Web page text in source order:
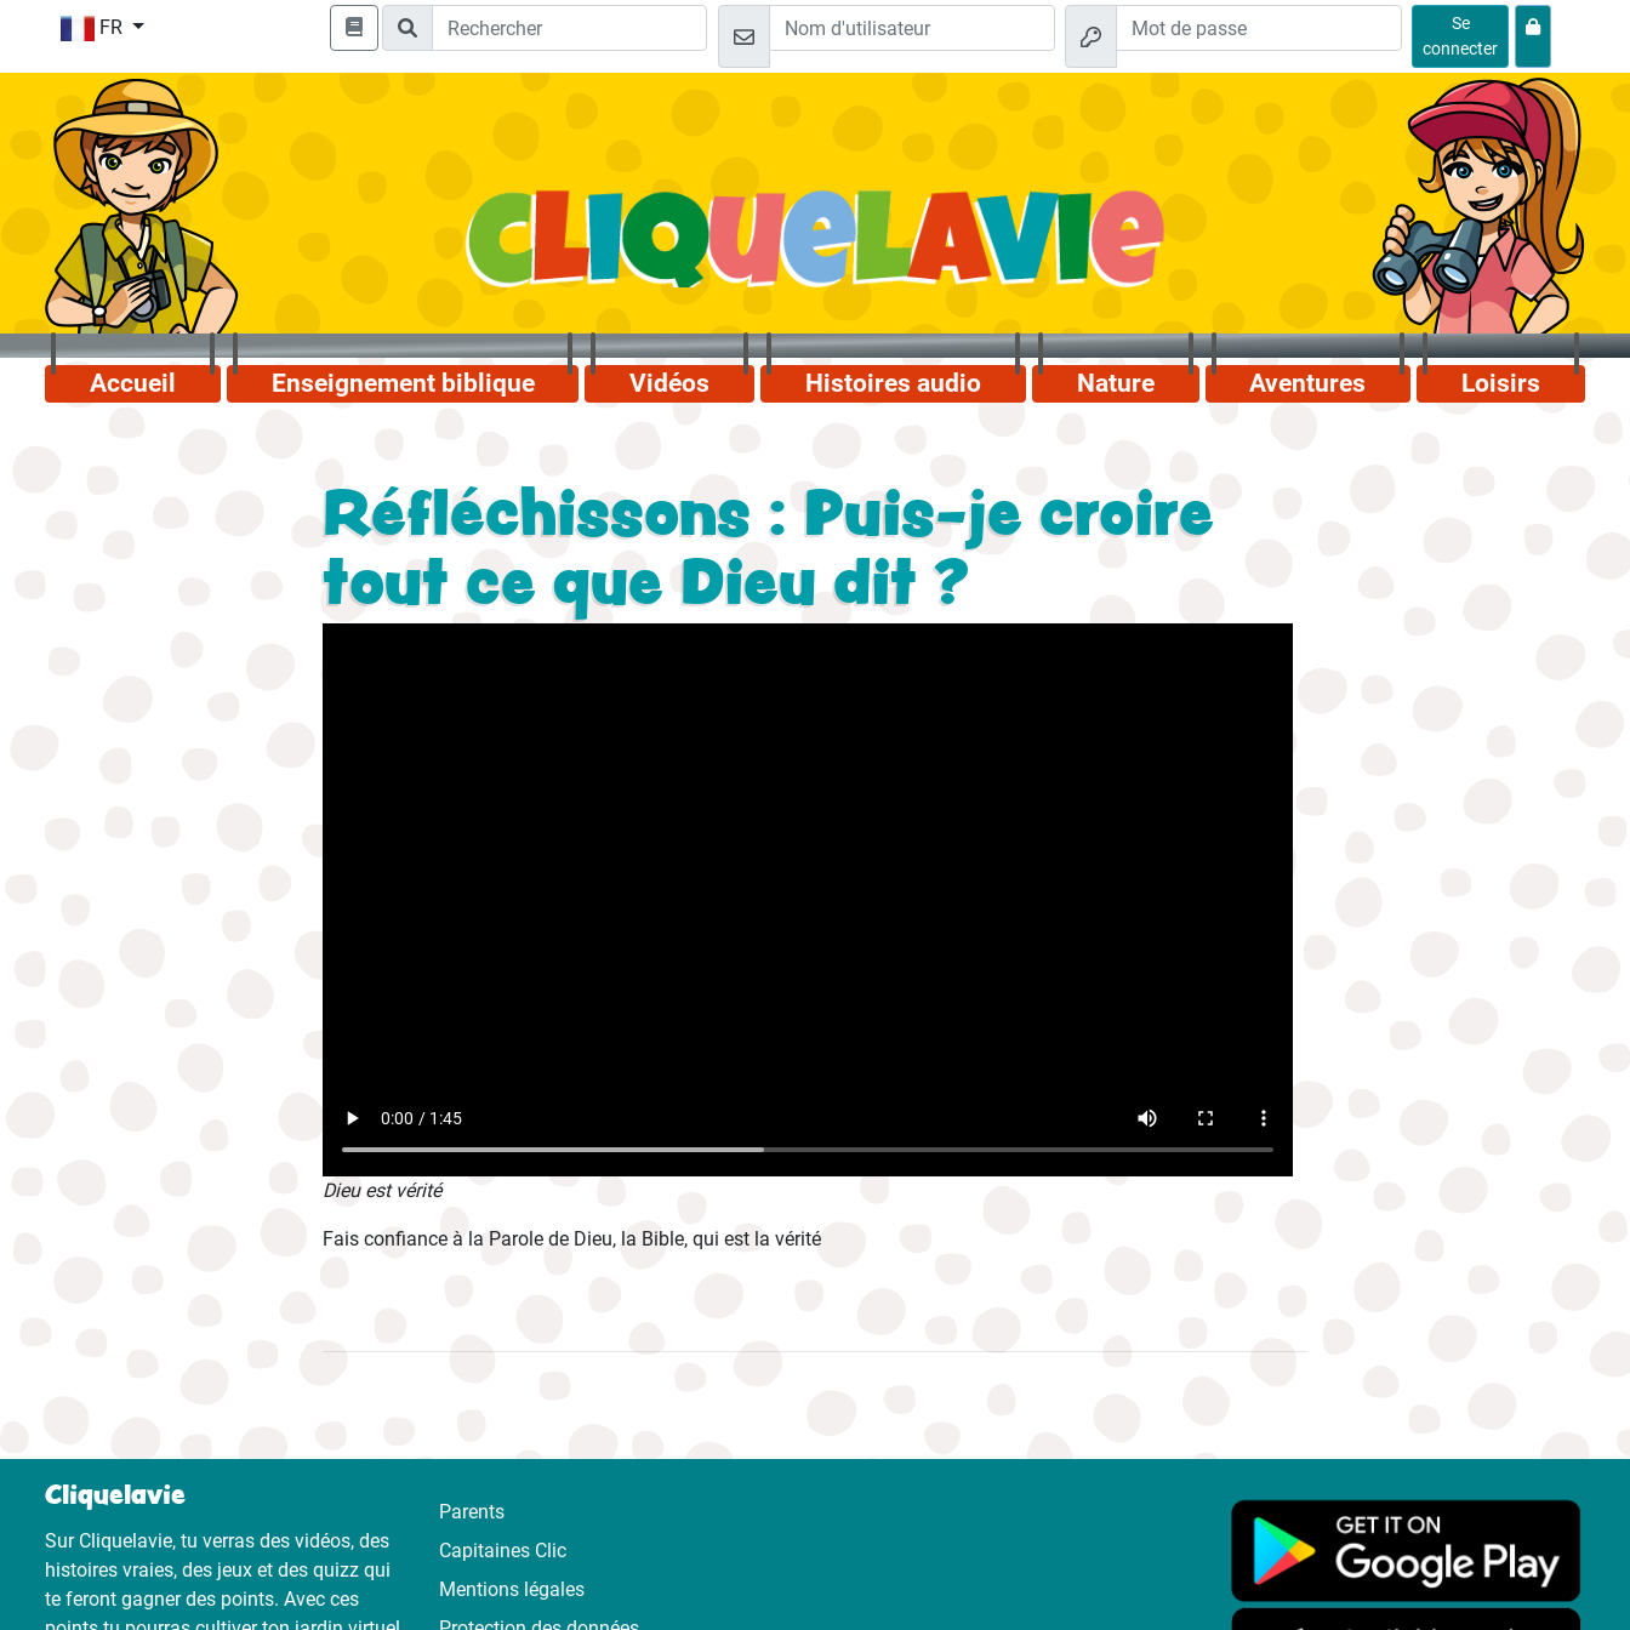
FR
Se
connecter
Accueil Enseignement biblique Vidéos Histoires audio Nature Aventures Loisirs
Réfléchissons : Puis-je croire
tout ce que Dieu dit ?
Dieu est vérité
Fais confiance à la Parole de Dieu, la Bible, qui est la vérité
Cliquelavie
Sur Cliquelavie, tu verras des vidéos, des
histoires vraies, des jeux et des quizz qui
te feront gagner des points. Avec ces
Parents
Capitaines Clic
Mentions légales